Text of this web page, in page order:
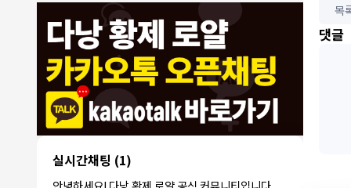
실시간채팅 (1)
8/4/2026
1 모기한테물림:여기도 문의해보면 바로 알려줌
1 모기한테물림 정찰가보다 쌀수 없음
1 결혼안해:ㄹㅇ 팩트 ㅋㅋㅋㅋ
1 결혼안해:ㄹㅇ 팩트 ㅋㅋㅋㅋ
8/5/2026
1
NY런던파
리
:다낭 에코걸 여기서 예약 가능한가
요?
1 3군:에코걸 좀 조심 하는게 좋음
NY런던파리 :저도 많이 들었습니다 ㅋㅋ
목
댓글